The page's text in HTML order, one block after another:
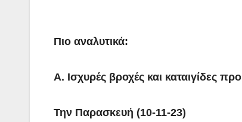
Πιο αναλυτικά:
Α. Ισχυρές βροχές και καταιγίδες
Την Παρασκευή (10-11-23)